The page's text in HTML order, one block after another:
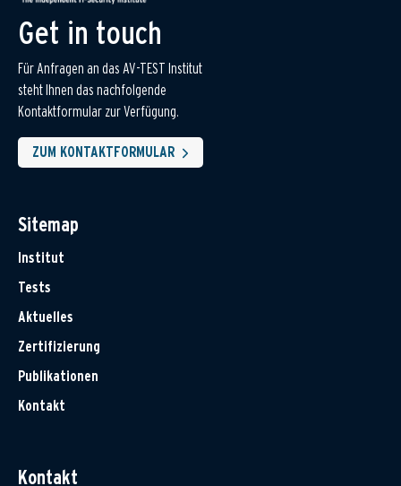
Get in touch
Für Anfragen an das AV-TEST Institut
steht Ihnen das nachfolgende
Kontaktformular zur Verfügung.
ZUM KONTAKTFORMULAR
Sitemap
Institut
Tests
Aktuelles
Zertifizierung
Publikationen
Kontakt
Kontakt